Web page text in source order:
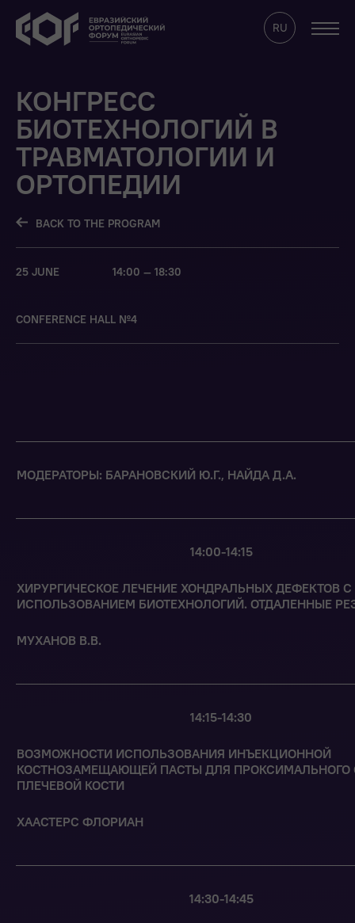
RU
КОНГРЕСС
БИОТЕХНОЛОГИЙ В
ТРАВМАТОЛОГИИ И
ОРТОПЕДИИ
BACK TO THE PROGRAM
25 JUNE 14:00 — 18:30
CONFERENCE HALL №4
МОДЕРАТОРЫ: БАРАНОВСКИЙ Ю.Г., НАЙДА Д.А.
14:00-14:15
ХИРУРГИЧЕСКОЕ ЛЕЧЕНИЕ ХОНДРАЛЬНЫХ ДЕФЕКТОВ С
ИСПОЛЬЗОВАНИЕМ БИОТЕХНОЛОГИЙ. ОТДАЛЕННЫЕ
МУХАНОВ В.В.
14:15-14:30
ВОЗМОЖНОСТИ ИСПОЛЬЗОВАНИЯ ИНЪЕКЦИОННОЙ
КОСТНОЗАМЕЩАЮЩЕЙ ПАСТЫ ДЛЯ ПРОКСИМАЛЬНОГО
ПЛЕЧЕВОЙ КОСТИ
ХААСТЕРС ФЛОРИАН
14:30-14:45
ABOUT
PROGRAM
STAND RENTAL
FOR THE MEDIA
EOF CLUB WEBSITE